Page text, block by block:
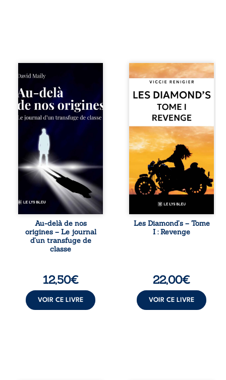
Né dans un milieu
violence et les
fractures
familiales tenaient
lieu de destin,
rupture. Très tôt,
l’école et les livres
deviennent ses
armes de survie, le
moteur d’une
lente ascension
sociale. S’arracher
à ses racines
exige pourtant un
prix invisible. Pris
entre deux
mondes, l’homme
réalise que les
succès
professionnels ne
Au-delà de nos
origines – Le journal
d’un transfuge de
classe
12,50€
VOIR CE LIVRE
Revenge est à la
tête des
Diamond’s, un clan
de motards aussi
réputé et respecté
que redouté dans
tout le pays. Rien
ne la prédestinait
à cette vie, mais
les épreuves ont
forgé une femme
dure, inaccessible
et résolue à ne
jamais dévoiler
ses faiblesses,
jusqu’à ce que le
croise sa route.
Chef d’une famille
de Nomads, Juan
Les Diamond’s – Tome
I : Revenge
22,00€
VOIR CE LIVRE